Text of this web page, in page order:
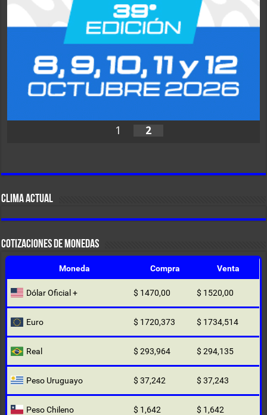
1 2
CLIMA ACTUAL
COTIZACIONES DE MONEDAS
Moneda Compra Venta
Dólar Oficial + $ 1470,00 $ 1520,00
Euro $ 1720,373 $ 1734,514
Real $ 293,964 $ 294,135
Peso Uruguayo $ 37,242 $ 37,243
Peso Chileno $ 1,642 $ 1,642